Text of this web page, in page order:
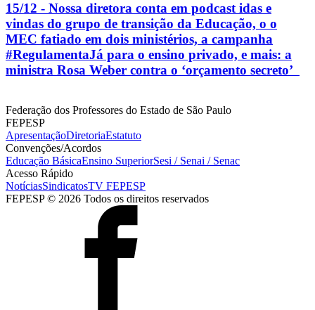
15/12 - Nossa diretora conta em podcast idas e
vindas do grupo de transição da Educação, o o
MEC fatiado em dois ministérios, a campanha
#RegulamentaJá para o ensino privado, e mais: a
ministra Rosa Weber contra o ‘orçamento secreto’
Federação dos Professores do Estado de São Paulo
FEPESP
ApresentaçãoDiretoriaEstatuto
Convenções/Acordos
Educação BásicaEnsino SuperiorSesi / Senai / Senac
Acesso Rápido
NotíciasSindicatosTV FEPESP
FEPESP © 2026 Todos os direitos reservados